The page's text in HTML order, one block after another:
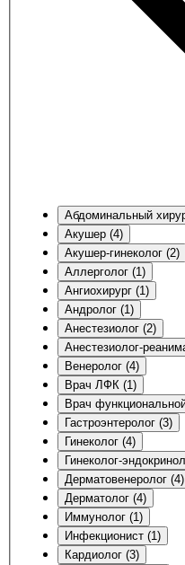
Абдоминальный
Акушер (4)
Акушер-гинеколог (2)
Аллерголог (1)
Ангиохирург (1)
Андролог (1)
Анестезиолог (2)
Анестезиолог-
Венеролог (4)
Врач ЛФК (1)
Врач
Гастроэнтеролог (3)
Гинеколог (4)
Гинеколог-
Дерматовенеролог (4)
Дерматолог (4)
Иммунолог (1)
Инфекционист (1)
Кардиолог (3)